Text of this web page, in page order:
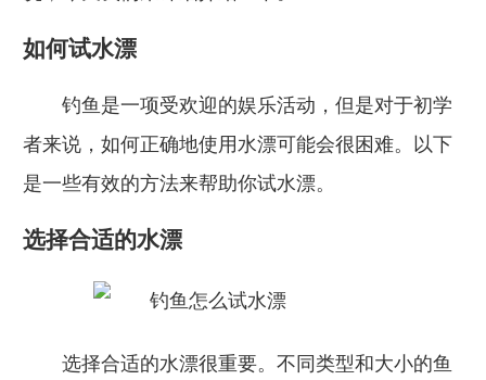
如何试水漂
钓鱼是一项受欢迎的娱乐活动，但是对于初学
者来说，如何正确地使用水漂可能会很困难。以下
是一些有效的方法来帮助你试水漂。
选择合适的水漂
选择合适的水漂很重要。不同类型和大小的鱼